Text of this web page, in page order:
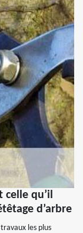
celle qu’il
d’arbre
les plus